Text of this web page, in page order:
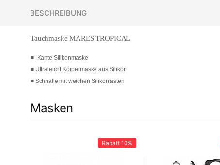
BESCHREIBUNG
Tauchmaske MARES TROPICAL
■ -Kante Silikonmaske
■ Ultraleicht Körpermaske aus Silikon
■ Schnalle mit weichen Silikontasten
Masken
Rabatt 10%